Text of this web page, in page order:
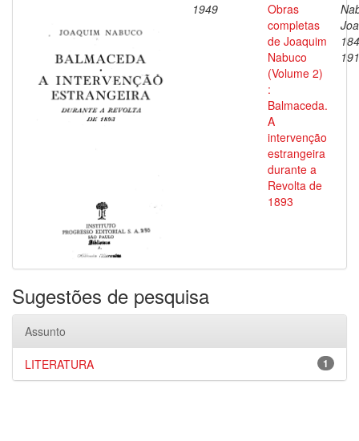
1949
Obras
completas
de Joaquim
Nabuco
(Volume 2)
:
Balmaceda.
A
intervenção
estrangeira
durante a
Revolta de
1893
Sugestões de pesquisa
Assunto
1
LITERATURA